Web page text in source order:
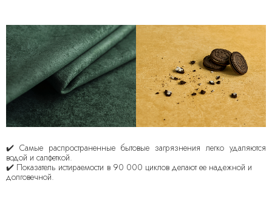
✔️ Самые распространенные бытовые загрязнения легко удаляются
водой и салфеткой.
✔️ Показатель истираемости в 90 000 циклов делают ее надежной и
долговечной.